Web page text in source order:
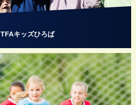
TFAキッズひろば